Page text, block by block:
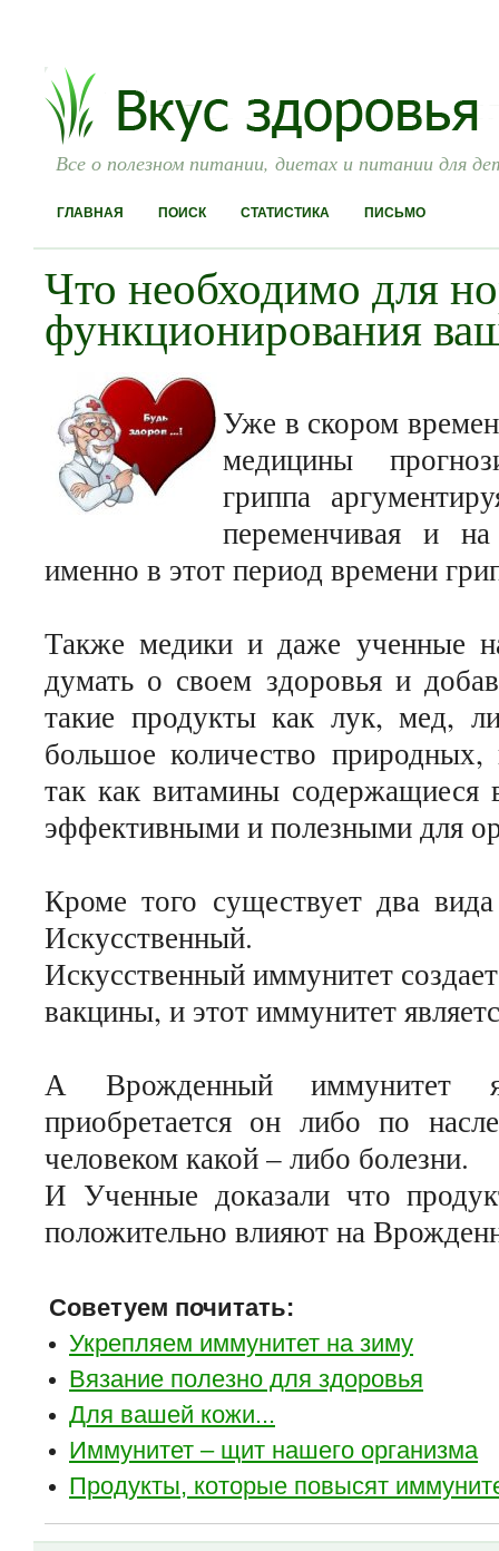
Все о полезном питании, диетах и питании для
ГЛАВНАЯ ПОИСК СТАТИСТИКА ПИСЬМО
Что необходимо для
функционирования
Уже в скором
медицины
гриппа
переменчивая и
именно в этот период времени
Также медики и даже ученные
думать о своем здоровья и
такие продукты как лук, мед,
большое количество
так как витамины содержащиеся
эффективными и полезными для
Кроме того существует два
Искусственный.
Искусственный иммунитет
вакцины, и этот иммунитет
А Врожденный иммунитет
приобретается он либо по
человеком какой – либо болезни.
И Ученные доказали что
положительно влияют на
Советуем почитать:
Укрепляем иммунитет на зиму
Вязание полезно для здоровья
Для вашей кожи...
Иммунитет – щит нашего организма
Продукты, которые повысят